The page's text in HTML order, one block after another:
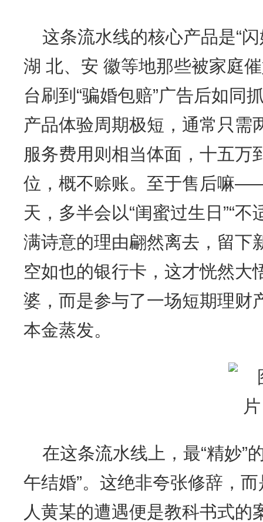
这条流水线的核心产品是“
湖 北、安 徽等地那些被家庭
台刷到“骗婚包赔”广告后如同
产品体验周期极短，通常只需
服务费用则相当体面，十五万
位，概不赊账。至于售后嘛
天，多半会以“闺蜜过生日”“不
满诗意的理由翩然离去，留下
空如也的银行卡，这才恍然大
婆，而是参与了一场短期理财
本金蒸发。
在这条流水线上，最“精妙”
午结婚”。这绝非夸张修辞，
人黄某的遭遇便是教科书式的